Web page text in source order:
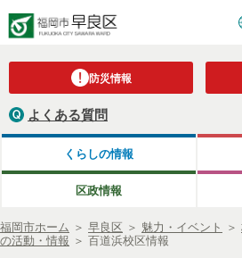
防災情報
よくある質問
くらしの情報
区政情報
福岡市ホーム ＞ 早良区 ＞ 魅力・イベント ＞
の活動・情報 ＞ 百道浜校区情報